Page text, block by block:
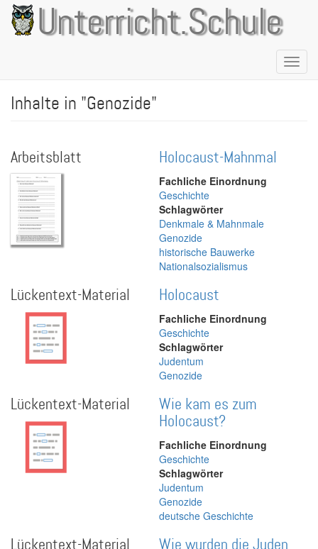
Direkt
zum
Inhalt
Unterricht.Schule
Inhalte in "Genozide"
Arbeitsblatt Holocaust-Mahnmal
Fachliche Einordnung
Geschichte
Schlagwörter
Denkmale & Mahnmale
Genozide
historische Bauwerke
Nationalsozialismus
Lückentext-Material Holocaust
Fachliche Einordnung
Geschichte
Schlagwörter
Judentum
Genozide
Lückentext-Material
Wie kam es zum
Holocaust?
Fachliche Einordnung
Geschichte
Schlagwörter
Judentum
Genozide
deutsche Geschichte
Lückentext-Material
Wie wurden die Juden